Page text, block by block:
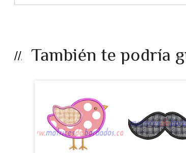
También te podría
LB25EF - Ave
apli...
$990
bigote